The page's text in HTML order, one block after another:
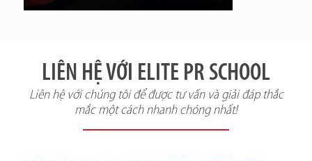
LIÊN HỆ VỚI ELITE PR SCHOOL
Liên hệ với chúng tôi để được tư vấn và giải đáp thắc
mắc một cách nhanh chóng nhất!